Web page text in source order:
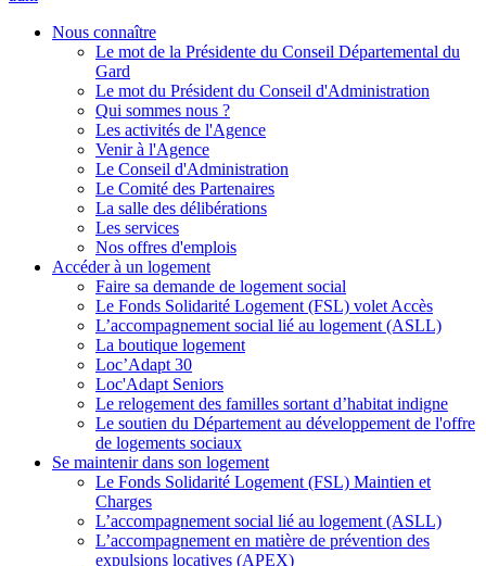
Nous connaître
Le mot de la Présidente du Conseil Départemental du
Gard
Le mot du Président du Conseil d'Administration
Qui sommes nous ?
Les activités de l'Agence
Venir à l'Agence
Le Conseil d'Administration
Le Comité des Partenaires
La salle des délibérations
Les services
Nos offres d'emplois
Accéder à un logement
Faire sa demande de logement social
Le Fonds Solidarité Logement (FSL) volet Accès
L’accompagnement social lié au logement (ASLL)
La boutique logement
Loc’Adapt 30
Loc'Adapt Seniors
Le relogement des familles sortant d’habitat indigne
Le soutien du Département au développement de l'offre
de logements sociaux
Se maintenir dans son logement
Le Fonds Solidarité Logement (FSL) Maintien et
Charges
L’accompagnement social lié au logement (ASLL)
L’accompagnement en matière de prévention des
expulsions locatives (APEX)